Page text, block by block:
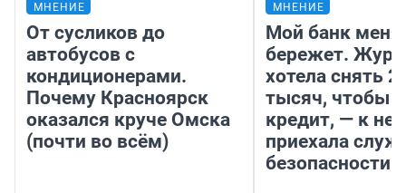
МНЕНИЕ
От сусликов до
автобусов с
кондиционерами.
Почему Красноярск
оказался круче Омска
(почти во всём)
МНЕНИЕ
Мой банк меня
бережет.
хотела снять
тысяч, чтобы
кредит, — к
приехала
безопасности